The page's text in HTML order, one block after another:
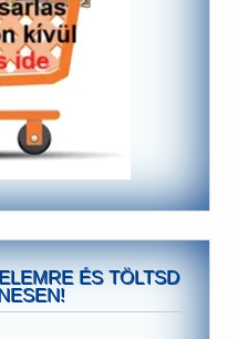
ÉS TÖLTSD